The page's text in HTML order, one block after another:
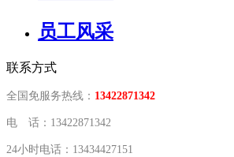
员工风采
联系方式
全国免服务热线： 13422871342
电 话：13422871342
24小时电话：13434427151